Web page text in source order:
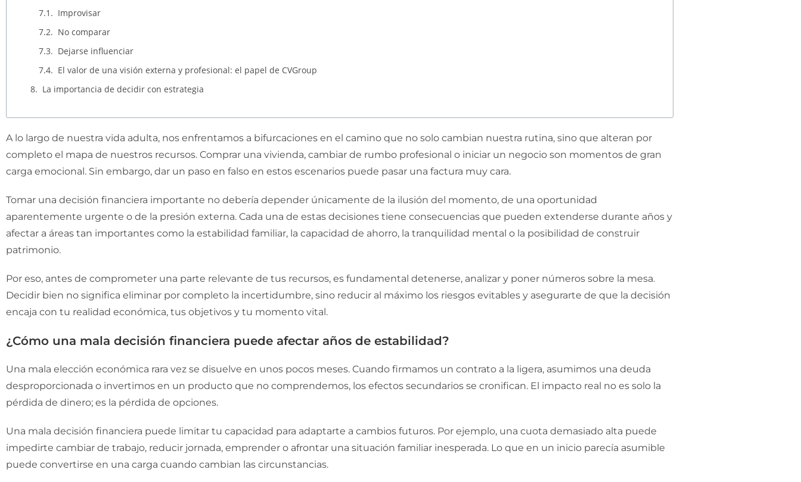
Improvisar
No comparar
Dejarse influenciar
El valor de una visión externa y profesional: el papel de CVGroup
La importancia de decidir con estrategia
A lo largo de nuestra vida adulta, nos enfrentamos a bifurcaciones en el camino que no solo cambian nuestra rutina, sino que alteran por
completo el mapa de nuestros recursos. Comprar una vivienda, cambiar de rumbo profesional o iniciar un negocio son momentos de gran
carga emocional. Sin embargo, dar un paso en falso en estos escenarios puede pasar una factura muy cara.
Tomar una decisión financiera importante no debería depender únicamente de la ilusión del momento, de una oportunidad
aparentemente urgente o de la presión externa. Cada una de estas decisiones tiene consecuencias que pueden extenderse durante años y
afectar a áreas tan importantes como la estabilidad familiar, la capacidad de ahorro, la tranquilidad mental o la posibilidad de construir
patrimonio.
Por eso, antes de comprometer una parte relevante de tus recursos, es fundamental detenerse, analizar y poner números sobre la mesa.
Decidir bien no significa eliminar por completo la incertidumbre, sino reducir al máximo los riesgos evitables y asegurarte de que la decisión
encaja con tu realidad económica, tus objetivos y tu momento vital.
¿Cómo una mala decisión financiera puede afectar años de estabilidad?
Una mala elección económica rara vez se disuelve en unos pocos meses. Cuando firmamos un contrato a la ligera, asumimos una deuda
desproporcionada o invertimos en un producto que no comprendemos, los efectos secundarios se cronifican. El impacto real no es solo la
pérdida de dinero; es la pérdida de opciones.
Una mala decisión financiera puede limitar tu capacidad para adaptarte a cambios futuros. Por ejemplo, una cuota demasiado alta puede
impedirte cambiar de trabajo, reducir jornada, emprender o afrontar una situación familiar inesperada. Lo que en un inicio parecía asumible
puede convertirse en una carga cuando cambian las circunstancias.